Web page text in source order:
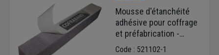
Mousse d'étanchéité
adhésive pour coffrage
et préfabrication -
Cofraband - 30 MM x
Code : 521102-1